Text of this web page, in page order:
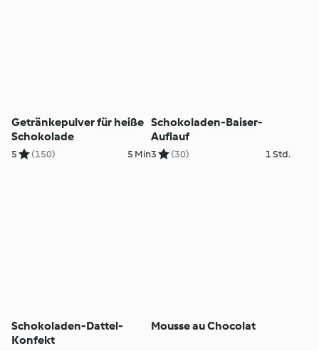
Getränkepulver für heiße
Schokolade
5 (150) 5 Min
Schokoladen-Baiser-
Auflauf
3 (30) 1 Std.
Schokoladen-Dattel-
Konfekt
Mousse au Chocolat